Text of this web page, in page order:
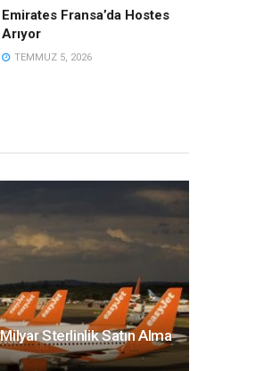
Emirates Fransa’da Hostes
Arıyor
TEMMUZ 5, 2026
Sterlinlik Satın Alma